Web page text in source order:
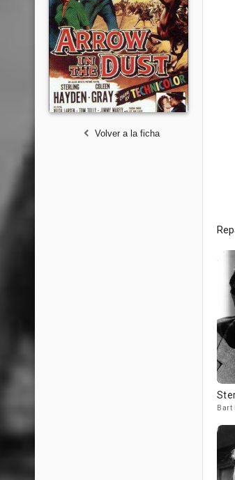
Volver a la ficha
Bart